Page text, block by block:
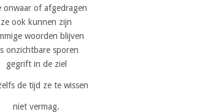
onwaar of afgedragen
ze ook kunnen zijn
woorden blijven
onzichtbare sporen
gegrift in de ziel
de tijd ze te wissen
niet vermag.